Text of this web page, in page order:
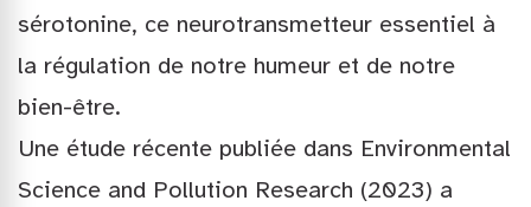
sérotonine, ce neurotransmetteur essentiel à
la régulation de notre humeur et de notre
bien-être.
Une étude récente publiée dans Environmental
Science and Pollution Research (2023) a